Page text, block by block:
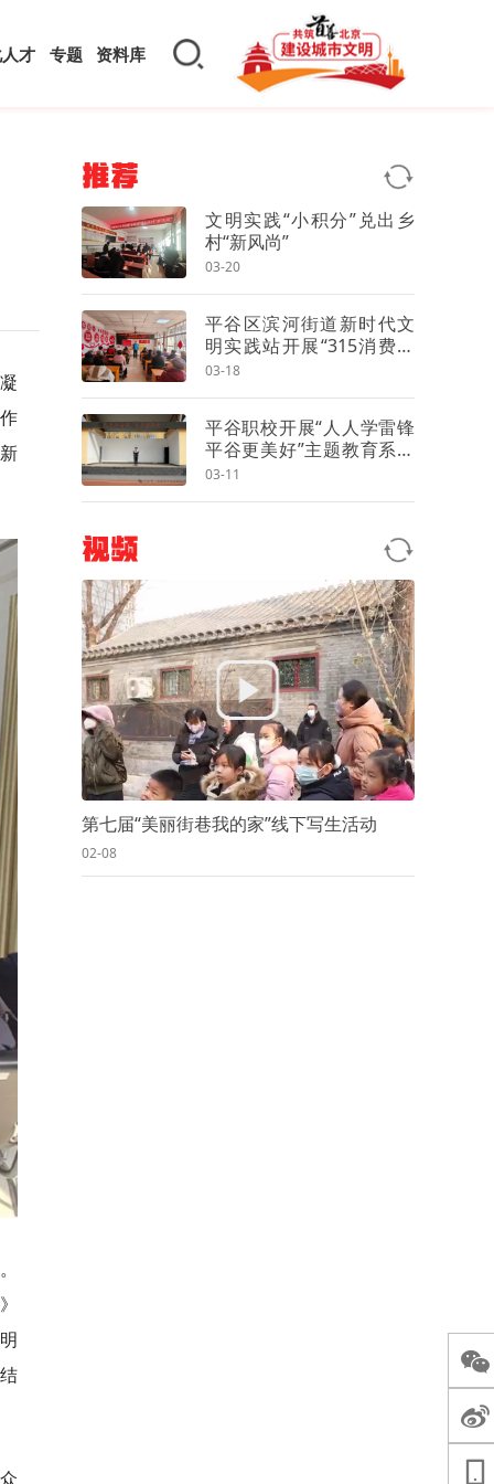
才 专题 资料库
推荐
文明实践“小积分”兑出乡
村“新风尚”
03-20
平谷区滨河街道新时代文
明实践站开展“315消费者
权益日”普法宣传活动
03-18
平谷职校开展“人人学雷锋
平谷更美好”主题教育系列
活动
03-11
视频
第七届“美丽街巷我的家”线下写生活动
02-08